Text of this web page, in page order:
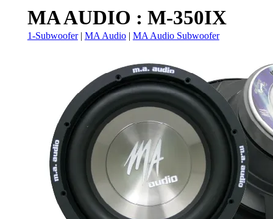
MA AUDIO : M-350IX
1-Subwoofer| MA Audio| MA Audio Subwoofer